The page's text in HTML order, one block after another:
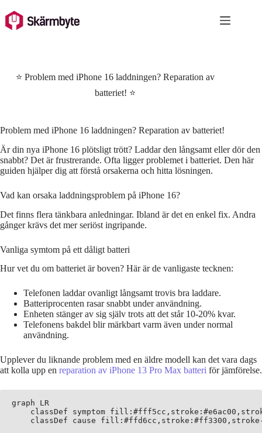
to
content
⭐ Problem med iPhone 16 laddningen? Reparation av
batteriet! ⭐
Problem med iPhone 16 laddningen? Reparation av batteriet!
Är din nya iPhone 16 plötsligt trött? Laddar den långsamt eller dör den
snabbt? Det är frustrerande. Ofta ligger problemet i batteriet. Den här
guiden hjälper dig att förstå orsakerna och hitta lösningen.
Vad kan orsaka laddningsproblem på iPhone 16?
Det finns flera tänkbara anledningar. Ibland är det en enkel fix. Andra
gånger krävs det mer seriöst ingripande.
Vanliga symtom på ett dåligt batteri
Hur vet du om batteriet är boven? Här är de vanligaste tecknen:
Telefonen laddar ovanligt långsamt trovis bra laddare.
Batteriprocenten rasar snabbt under användning.
Enheten stänger av sig själv trots att det står 10-20% kvar.
Telefonens bakdel blir märkbart varm även under normal
användning.
Upplever du liknande problem med en äldre modell kan det vara dags
att kolla upp en reparation av iPhone 13 Pro Max batteri för jämförelse.
graph LR
classDef symptom
classDef cause